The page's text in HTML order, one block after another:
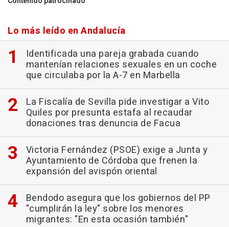
Lo más leído en Andalucía
Identificada una pareja grabada cuando
mantenían relaciones sexuales en un coche
que circulaba por la A-7 en Marbella
La Fiscalía de Sevilla pide investigar a Vito
Quiles por presunta estafa al recaudar
donaciones tras denuncia de Facua
Victoria Fernández (PSOE) exige a Junta y
Ayuntamiento de Córdoba que frenen la
expansión del avispón oriental
Bendodo asegura que los gobiernos del PP
"cumplirán la ley" sobre los menores
migrantes: "En esta ocasión también"